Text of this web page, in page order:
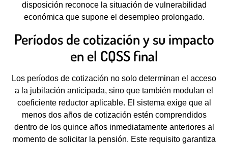
disposición reconoce la situación de vulnerabilidad
económica que supone el desempleo prolongado.
Períodos de cotización y su impacto
en el CQSS final
Los períodos de cotización no solo determinan el acceso
a la jubilación anticipada, sino que también modulan el
coeficiente reductor aplicable. El sistema exige que al
menos dos años de cotización estén comprendidos
dentro de los quince años inmediatamente anteriores al
momento de solicitar la pensión. Este requisito garantiza